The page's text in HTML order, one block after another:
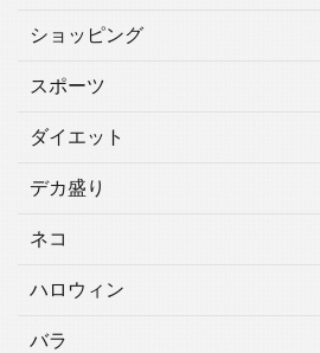
ショッピング
スポーツ
ダイエット
デカ盛り
ネコ
ハロウィン
バラ